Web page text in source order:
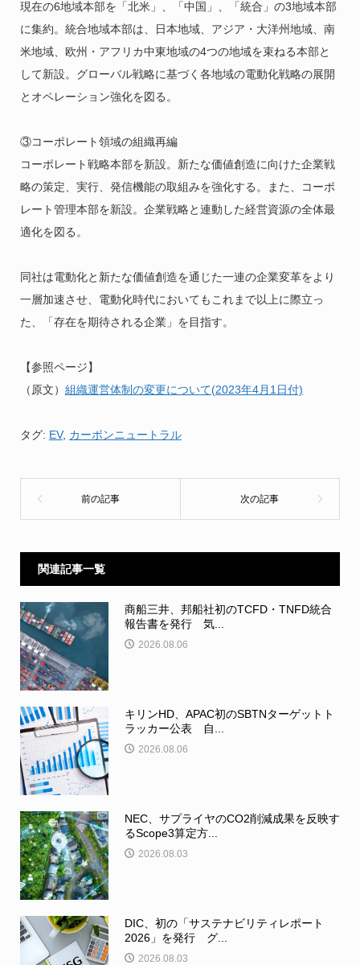
現在の6地域本部を「北米」、「中国」、「統合」の3地域本部
に集約。統合地域本部は、日本地域、アジア・大洋州地域、南
米地域、欧州・アフリカ中東地域の4つの地域を束ねる本部と
して新設。グローバル戦略に基づく各地域の電動化戦略の展開
とオペレーション強化を図る。
③コーポレート領域の組織再編
コーポレート戦略本部を新設。新たな価値創造に向けた企業戦
略の策定、実行、発信機能の取組みを強化する。また、コーポ
レート管理本部を新設。企業戦略と連動した経営資源の全体最
適化を図る。
同社は電動化と新たな価値創造を通じた一連の企業変革をより
一層加速させ、電動化時代においてもこれまで以上に際立っ
た、「存在を期待される企業」を目指す。
【参照ページ】
（原文） 組織運営体制の変更について(2023年4月1日付)
タグ: EV, カーボンニュートラル
関連記事一覧
商船三井、邦船社初のTCFD・TNFD統合
報告書を発行 気...
2026.08.06
キリンHD、APAC初のSBTNターゲットト
ラッカー公表 自...
2026.08.06
NEC、サプライヤのCO2削減成果を反映す
るScope3算定方...
2026.08.03
DIC、初の「サステナビリティレポート
2026」を発行 グ...
2026.08.03